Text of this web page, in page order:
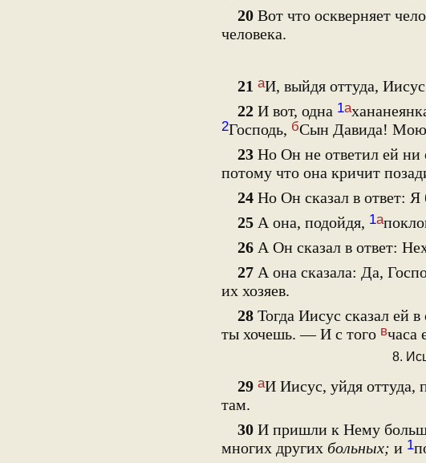
20 Вот что оскверняет
человека.
21 аИ, выйдя оттуда,
22 И вот, одна 1а
2Господь, бСын Давида! Мою
23 Но Он не ответил ей ни
потому что она кричит
24 Но Он сказал в ответ: Я
25 А она, подойдя, 1а
26 А Он сказал в ответ:
27 А она сказала: Да,
их хозяев.
28 Тогда Иисус сказал ей
ты хочешь. — И с того вчаса
8.
29 аИ Иисус, уйдя оттуда,
там.
30 И пришли к Нему
многих других больных; и 1